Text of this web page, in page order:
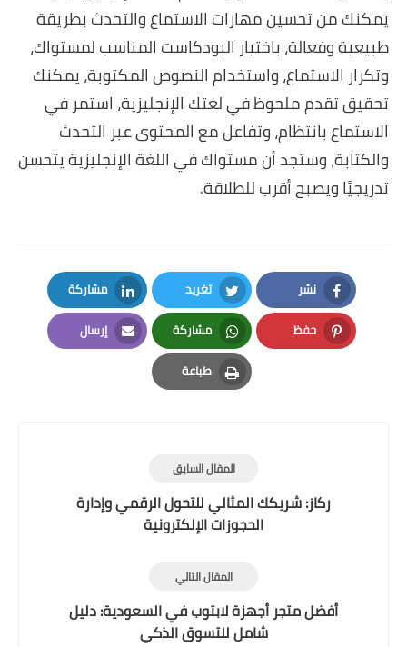
يمكنك من تحسين مهارات الاستماع والتحدث بطريقة
طبيعية وفعالة، باختيار البودكاست المناسب لمستواك،
وتكرار الاستماع، واستخدام النصوص المكتوبة، يمكنك
تحقيق تقدم ملحوظ في لغتك الإنجليزية، استمر في
الاستماع بانتظام، وتفاعل مع المحتوى عبر التحدث
والكتابة، وستجد أن مستواك في اللغة الإنجليزية يتحسن
تدريجيًا ويصبح أقرب للطلاقة.
نشر
Facebook
تغريد
Twitter
مشاركة
LinkedIn
حفظ
Pinterest
مشاركة
Whatsapp
إرسال
Email
طباعة
Print
المقال السابق
ركاز: شريكك المثالي للتحول الرقمي وإدارة
الحجوزات الإلكترونية
المقال التالي
أفضل متجر أجهزة لابتوب في السعودية: دليل
شامل للتسوق الذكي